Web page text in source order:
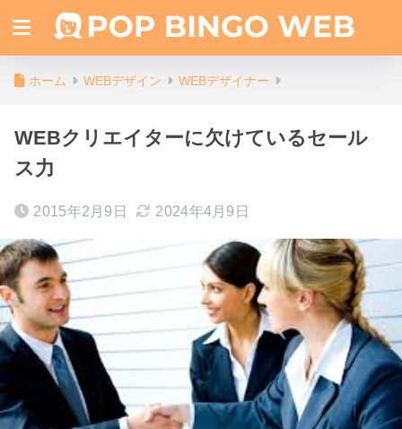
ホーム WEBデザイン WEBデザイナー
WEBクリエイターに欠けているセール
ス力
2015年2月9日 2024年4月9日